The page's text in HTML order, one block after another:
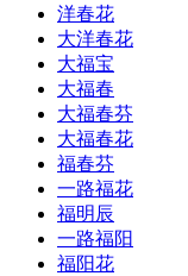
洋春花
大洋春花
大福宝
大福春
大福春芬
大福春花
福春芬
一路福花
福明辰
一路福阳
福阳花